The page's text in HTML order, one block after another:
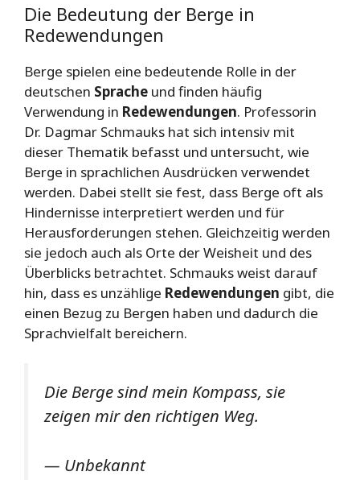
Die Bedeutung der Berge in
Redewendungen
Berge spielen eine bedeutende Rolle in der
deutschen Sprache und finden häufig
Verwendung in Redewendungen. Professorin
Dr. Dagmar Schmauks hat sich intensiv mit
dieser Thematik befasst und untersucht, wie
Berge in sprachlichen Ausdrücken verwendet
werden. Dabei stellt sie fest, dass Berge oft als
Hindernisse interpretiert werden und für
Herausforderungen stehen. Gleichzeitig werden
sie jedoch auch als Orte der Weisheit und des
Überblicks betrachtet. Schmauks weist darauf
hin, dass es unzählige Redewendungen gibt, die
einen Bezug zu Bergen haben und dadurch die
Sprachvielfalt bereichern.
Die Berge sind mein Kompass, sie
zeigen mir den richtigen Weg.
— Unbekannt